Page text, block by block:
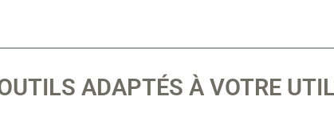
ADAPTÉS À VOTRE